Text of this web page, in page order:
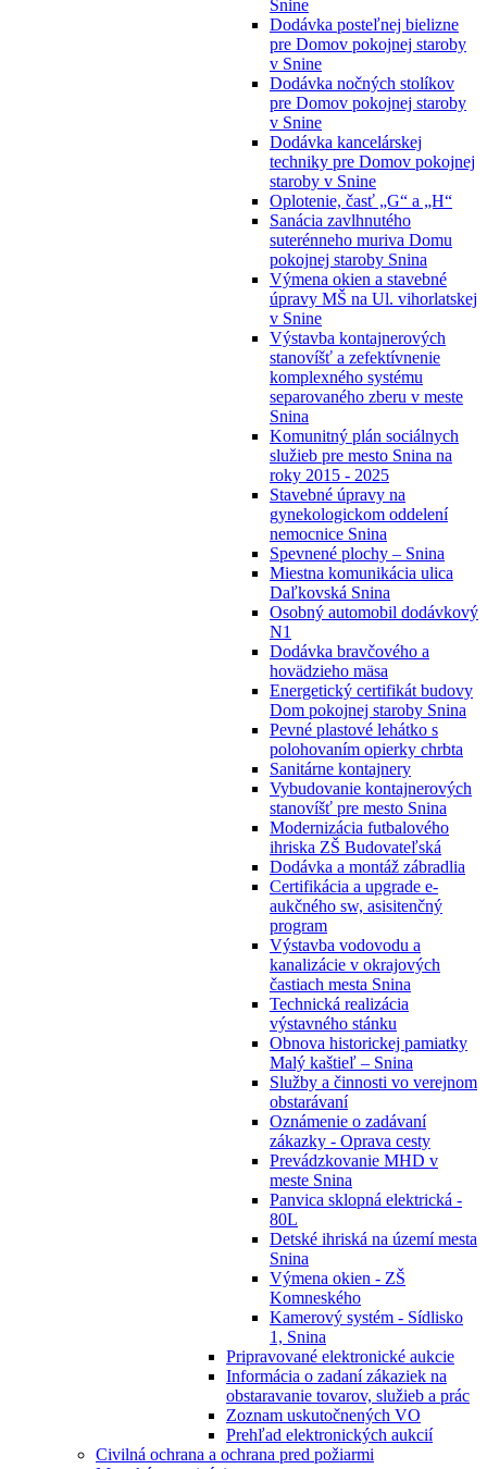
Snine
Dodávka posteľnej bielizne
pre Domov pokojnej staroby
v Snine
Dodávka nočných stolíkov
pre Domov pokojnej staroby
v Snine
Dodávka kancelárskej
techniky pre Domov pokojnej
staroby v Snine
Oplotenie, časť „G“ a „H“
Sanácia zavlhnutého
suterénneho muriva Domu
pokojnej staroby Snina
Výmena okien a stavebné
úpravy MŠ na Ul. vihorlatskej
v Snine
Výstavba kontajnerových
stanovíšť a zefektívnenie
komplexného systému
separovaného zberu v meste
Snina
Komunitný plán sociálnych
služieb pre mesto Snina na
roky 2015 - 2025
Stavebné úpravy na
gynekologickom oddelení
nemocnice Snina
Spevnené plochy – Snina
Miestna komunikácia ulica
Daľkovská Snina
Osobný automobil dodávkový
N1
Dodávka bravčového a
hovädzieho mäsa
Energetický certifikát budovy
Dom pokojnej staroby Snina
Pevné plastové lehátko s
polohovaním opierky chrbta
Sanitárne kontajnery
Vybudovanie kontajnerových
stanovíšť pre mesto Snina
Modernizácia futbalového
ihriska ZŠ Budovateľská
Dodávka a montáž zábradlia
Certifikácia a upgrade e-
aukčného sw, asisitenčný
program
Výstavba vodovodu a
kanalizácie v okrajových
častiach mesta Snina
Technická realizácia
výstavného stánku
Obnova historickej pamiatky
Malý kaštieľ – Snina
Služby a činnosti vo verejnom
obstarávaní
Oznámenie o zadávaní
zákazky - Oprava cesty
Prevádzkovanie MHD v
meste Snina
Panvica sklopná elektrická -
80L
Detské ihriská na území mesta
Snina
Výmena okien - ZŠ
Komneského
Kamerový systém - Sídlisko
1, Snina
Pripravované elektronické aukcie
Informácia o zadaní zákaziek na
obstaravanie tovarov, služieb a prác
Zoznam uskutočnených VO
Prehľad elektronických aukcií
Civilná ochrana a ochrana pred požiarmi